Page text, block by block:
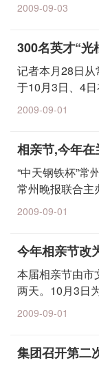
2009-09-03
300名英才“光
记者本月28日
于10月3日、4
2009-09-01
相亲节,今年
“中天钢铁杯”
常州晚报联合主
2009-09-01
今年相亲节改
本届相亲节由市
两天。10月3日
2009-09-01
集团召开第二